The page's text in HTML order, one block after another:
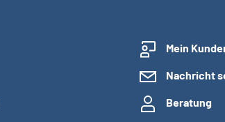
Mein
Nachricht
Beratung